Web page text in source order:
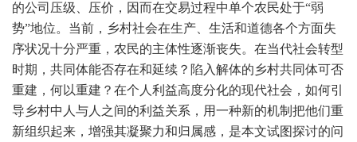
的公司压级、压价，因而在交易过程中单个农民处于“弱
势”地位。当前，乡村社会在生产、生活和道德各个方面失
序状况十分严重，农民的主体性逐渐丧失。在当代社会转型
时期，共同体能否存在和延续？陷入解体的乡村共同体可否
重建，何以重建？在个人利益高度分化的现代社会，如何引
导乡村中人与人之间的利益关系，用一种新的机制把他们重
新组织起来，增强其凝聚力和归属感，是本文试图探讨的问